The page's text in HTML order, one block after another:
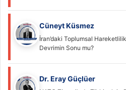
Cüneyt Küsmez
İran’daki Toplumsal
Devrimin Sonu mu?
Dr. Eray Güçlüer